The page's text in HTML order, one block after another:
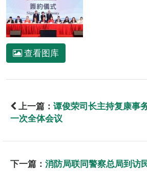
查看图库
上一篇： 谭俊荣司长主持复康事
一次全体会议
下一篇： 消防局联同警察总局到访